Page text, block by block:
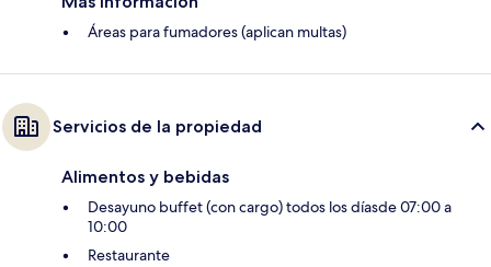
Áreas para fumadores (aplican multas)
Servicios de la propiedad
Alimentos y bebidas
Desayuno buffet (con cargo) todos los díasde 07:00 a
10:00
Restaurante